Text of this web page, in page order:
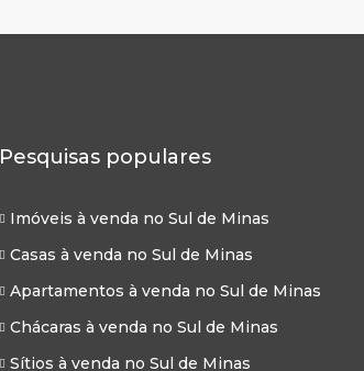
Pesquisas populares
Imóveis à venda no Sul de Minas
Casas à venda no Sul de Minas
Apartamentos à venda no Sul de Minas
Chácaras à venda no Sul de Minas
Sítios à venda no Sul de Minas